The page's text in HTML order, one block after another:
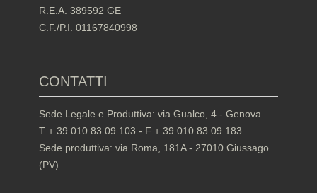
R.E.A. 389592 GE
C.F./P.I. 01167840998
CONTATTI
Sede Legale e Produttiva: via Gualco, 4 - Genova
T + 39 010 83 09 103 - F + 39 010 83 09 183
Sede produttiva: via Roma, 181A - 27010 Giussago
(PV)